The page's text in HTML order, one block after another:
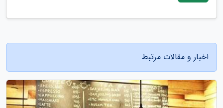
اخبار و مقالات مرتبط